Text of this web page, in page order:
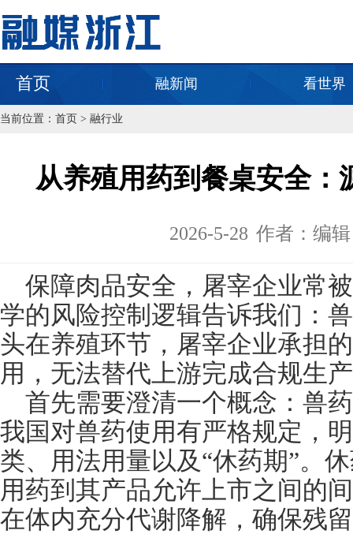
首页 融新闻 看世界
当前位置： 首页 > 融行业
从养殖用药到餐桌安全：
2026-5-28 作者：编辑
保障肉品安全，屠宰企业常
学的风险控制逻辑告诉我们：
头在养殖环节，屠宰企业承担
用，无法替代上游完成合规生
首先需要澄清一个概念：兽
我国对兽药使用有严格规定，
类、用法用量以及 “休药期”。
用药到其产品允许上市之间的
在体内充分代谢降解，确保残